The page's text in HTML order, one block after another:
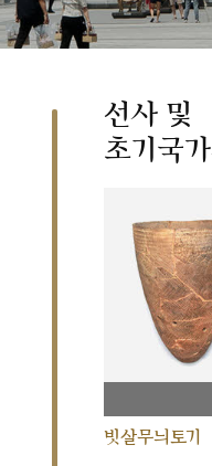
선사 및
초기국
빗살무늬토기